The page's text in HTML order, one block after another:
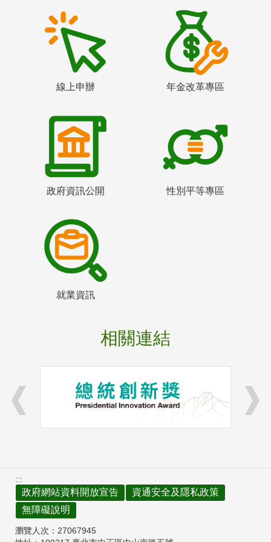
線上申辦 年金改革專區
政府資訊公開 性別平等專區
就業資訊
相關連結
:::
政府網站資料開放宣告
資通安全及隱私政策
無障礙說明
瀏覽人次： 27067945